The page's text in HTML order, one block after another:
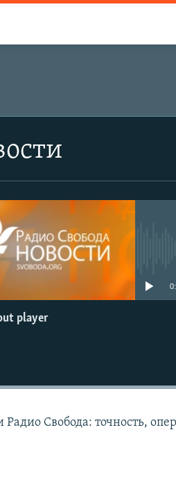
player
Радио Свобода: точность,